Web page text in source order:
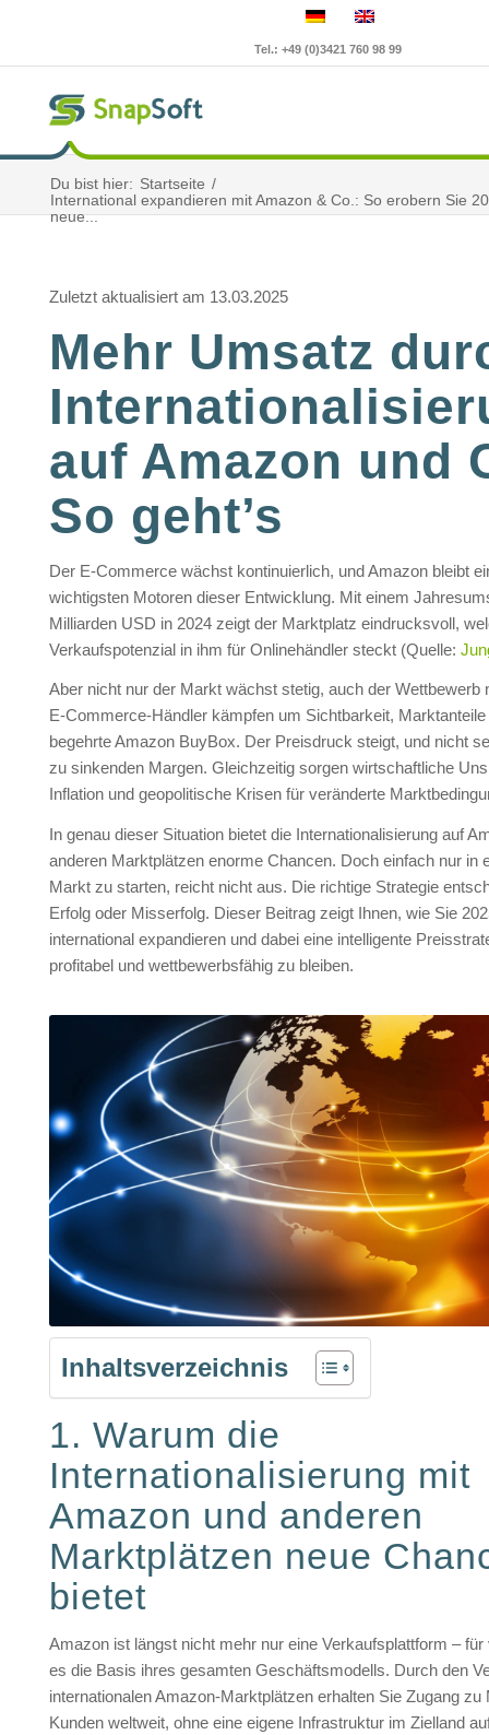
Tel.: +49 (0)3421 760 98 99
Du bist hier: Startseite /
International expandieren mit Amazon & Co.: So erobern Sie
neue...
Zuletzt aktualisiert am 13.03.2025
Mehr Umsatz
auf Amazon und
So geht’s
Der E-Commerce wächst kontinuierlich, und Amazon bleibt
wichtigsten Motoren dieser Entwicklung. Mit einem
Milliarden USD in 2024 zeigt der Marktplatz eindrucksvoll,
Verkaufspotenzial in ihm für Onlinehändler steckt (Quelle:
Aber nicht nur der Markt wächst stetig, auch der Wettbewerb
E-Commerce-Händler kämpfen um Sichtbarkeit, Marktanteile
begehrte Amazon BuyBox. Der Preisdruck steigt, und nicht
zu sinkenden Margen. Gleichzeitig sorgen wirtschaftliche
Inflation und geopolitische Krisen für veränderte
In genau dieser Situation bietet die Internationalisierung auf
anderen Marktplätzen enorme Chancen. Doch einfach nur in
Markt zu starten, reicht nicht aus. Die richtige Strategie
Erfolg oder Misserfolg. Dieser Beitrag zeigt Ihnen, wie Sie
international expandieren und dabei eine intelligente
profitabel und wettbewerbsfähig zu bleiben.
Inhaltsverzeichnis
1. Warum die
Internationalisierung mit
Amazon und anderen
Marktplätzen neue
bietet
Amazon ist längst nicht mehr nur eine Verkaufsplattform – für
es die Basis ihres gesamten Geschäftsmodells. Durch den
internationalen Amazon-Marktplätzen erhalten Sie Zugang zu
Kunden weltweit, ohne eine eigene Infrastruktur im Zielland